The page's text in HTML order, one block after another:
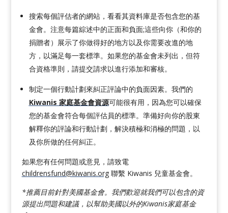
搜索每個評估者的網站，看看其資料庫是否包含您的基
金會。注意每篇綜述中的正面和負面;這些向你（和你的
捐贈者）展示了你做得好的地方以及你需要改進的地
方，以滿足每一套標準。如果您的基金會未列出，但符
合資格準則，請提交請求以進行添加和審核。
制定一個行動計劃來糾正評論中的負面因素。我們的
Kiwanis 家庭基金會資源可能很有用，因為您可以確保
您的基金會符合每個評估員的標準。準備好向你的股東
解釋你的評論和行動計劃，解決積極和消極的問題，以
及你所做的任何糾正。
如果您有任何問題或意見，請致電
childrensfund@kiwanis.org聯繫 Kiwanis 兒童基金會。
*推薦目前針對美國基金會。我們歡迎就我們可以包含的資
源提出問題和建議，以幫助美國以外的Kiwanis家庭基金